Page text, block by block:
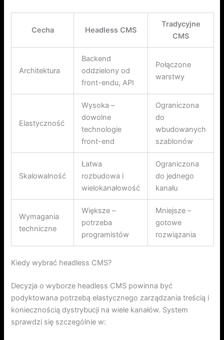
Cecha Headless CMS
Tradycyjne
CMS
Architektura
Backend
oddzielony od
front-endu, API
Połączone
warstwy
Elastyczność
Wysoka –
dowolne
technologie
front-end
Ograniczona
do
wbudowanych
szablonów
Skalowalność
Łatwa
rozbudowa i
wielokanałowość
Ograniczona
do jednego
kanału
Wymagania
techniczne
Większe –
potrzeba
programistów
Mniejsze –
gotowe
rozwiązania
Kiedy wybrać headless CMS?
Decyzja o wyborze headless CMS powinna być
podyktowana potrzebą elastycznego zarządzania treścią i
koniecznością dystrybucji na wiele kanałów. System
sprawdzi się szczególnie w: